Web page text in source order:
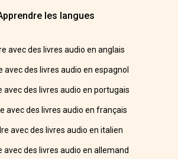
les langues
avec des livres audio en anglais
avec des livres audio en espagnol
avec des livres audio en portugais
avec des livres audio en français
avec des livres audio en italien
avec des livres audio en allemand